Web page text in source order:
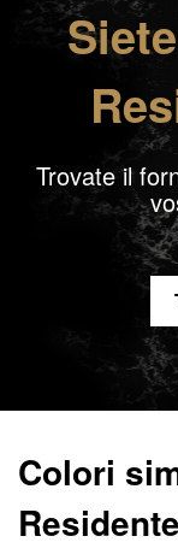
Trovate il
Colori